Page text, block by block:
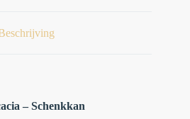
– Schenkkan